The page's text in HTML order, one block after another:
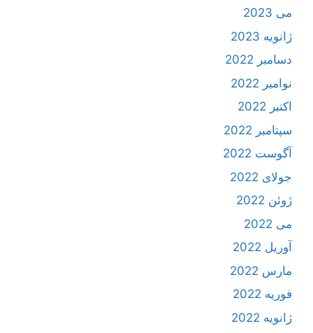
می 2023
ژانویه 2023
دسامبر 2022
نوامبر 2022
اکتبر 2022
سپتامبر 2022
آگوست 2022
جولای 2022
ژوئن 2022
می 2022
آوریل 2022
مارس 2022
فوریه 2022
ژانویه 2022